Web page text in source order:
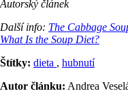
Autorský článek
Další info: The Cabbage
What Is the Soup Diet?
Štítky: dieta , hubnutí
Autor článku: Andrea